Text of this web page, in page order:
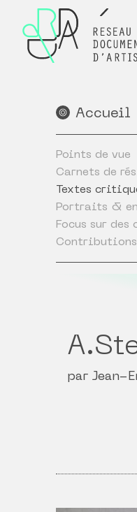
Accueil
Points de vue
Carnets de
Textes
Portraits &
Focus sur des
Contributions
par Jean-